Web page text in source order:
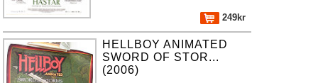
249kr
HELLBOY ANIMATED
SWORD OF STOR...
(2006)